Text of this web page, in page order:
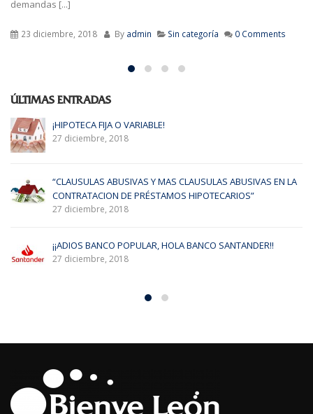
ÚLTIMAS ENTRADAS
EN LA
¿¿EL PLAN DE DE URGENCIA DEL PODER
TRAMITAR LAS DEMANDAS DE CLÁUSULAS
EUROPA, EN TI CONFIAMOS!!! ¿NULOS O NO
DOCUMENTOS PRIVADOS DE REBAJA O
23 diciembre, 2018